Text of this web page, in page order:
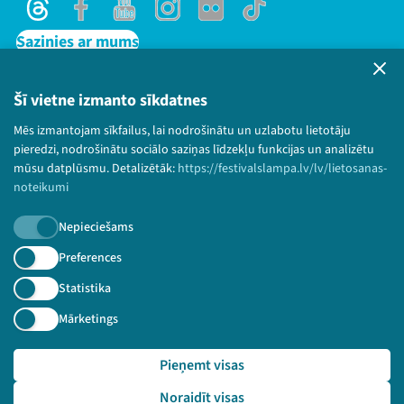
Šī vietne izmanto sīkdatnes
Mēs izmantojam sīkfailus, lai nodrošinātu un uzlabotu lietotāju
pieredzi, nodrošinātu sociālo saziņas līdzekļu funkcijas un analizētu
mūsu datplūsmu. Detalizētāk: https://festivalslampa.lv/lv/lietosanas-
noteikumi
Nepieciešams
Preferences
Statistika
Mārketings
Noraidīt visas
Pieņemt visas
ThreadsFacebookYoutubeInstagram
Flick TikTok
Sazinies ar mums
Lietošanas noteikumi un sīkdatņu politika
Bērnu aizsardzības politika
© 2026 Sarunu festivāls LAMPA Visas tiesības
paturētas.
Piesakies jaunumiem!
Nepalaid garām aktuālāko informāciju!
Pieteikties